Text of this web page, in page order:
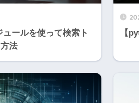
ールを使って検索ト
法
【